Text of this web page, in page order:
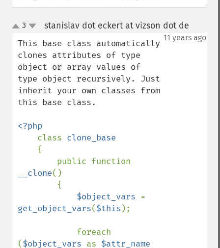
up
down
3 stanislav dot eckert at vizson dot de
11 years ago
This base class automatically
clones attributes of type
object or array values of
type object recursively. Just
inherit your own classes from
this base class.
<?php
class clone_base
{
__clone()
$object_vars
get_object_vars($this );
($object_vars as